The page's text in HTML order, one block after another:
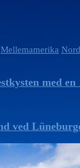
Mellemamerika
med
ved